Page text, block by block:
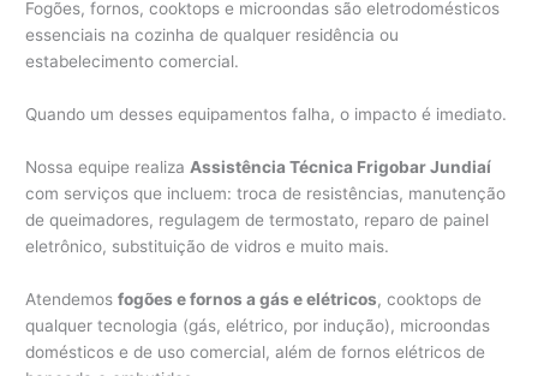
Fogões, fornos, cooktops e microondas são eletrodomésticos
essenciais na cozinha de qualquer residência ou
estabelecimento comercial.
Quando um desses equipamentos falha, o impacto é imediato.
Nossa equipe realiza Assistência Técnica Frigobar Jundiaí
com serviços que incluem: troca de resistências, manutenção
de queimadores, regulagem de termostato, reparo de painel
eletrônico, substituição de vidros e muito mais.
Atendemosfogões e fornos a gás e elétricos, cooktops de
qualquer tecnologia (gás, elétrico, por indução), microondas
domésticos e de uso comercial, além de fornos elétricos de